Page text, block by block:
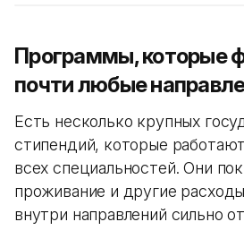
Программы, которые
почти любые
Есть несколько крупных
стипендий, которые
всех специальностей. Они
проживание и другие
внутри направлений сильно